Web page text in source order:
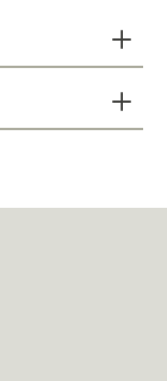
具及不具顆粒磨
以洗碗機清洗。
擦拭。
然痕跡，增添作